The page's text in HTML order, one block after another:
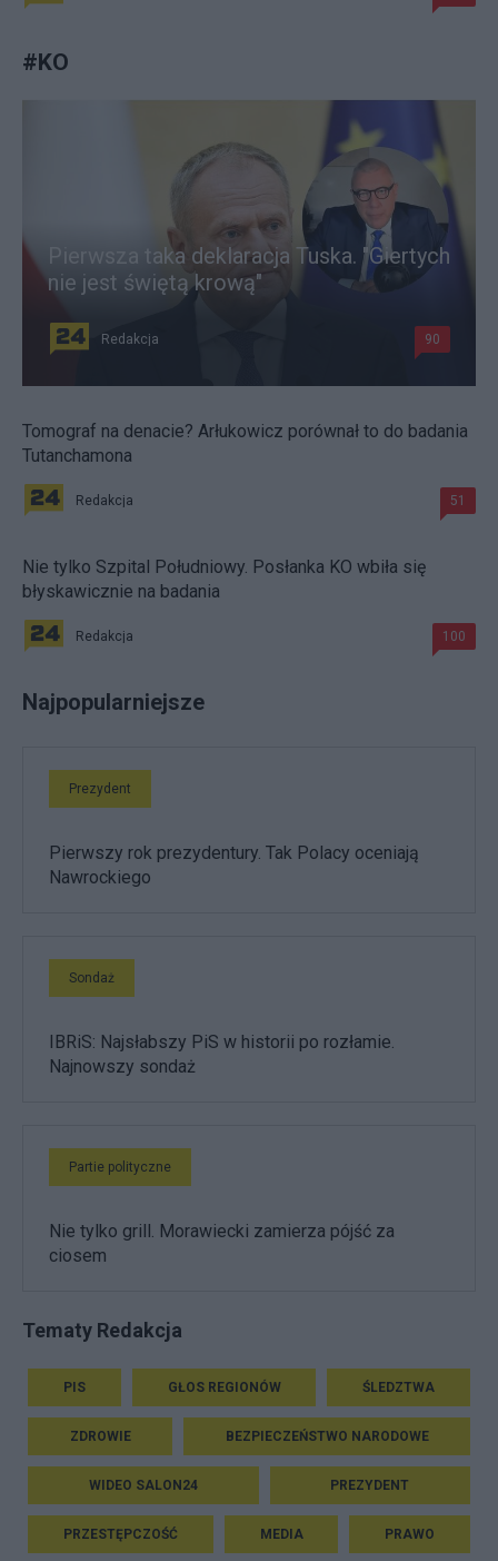
#KO
Pierwsza taka deklaracja Tuska. "Giertych
nie jest świętą krową"
Redakcja 90
Tomograf na denacie? Arłukowicz porównał to do badania
Tutanchamona
Redakcja 51
Nie tylko Szpital Południowy. Posłanka KO wbiła się
błyskawicznie na badania
Redakcja 100
Najpopularniejsze
Prezydent
Pierwszy rok prezydentury. Tak Polacy oceniają
Nawrockiego
Sondaż
IBRiS: Najsłabszy PiS w historii po rozłamie.
Najnowszy sondaż
Partie polityczne
Nie tylko grill. Morawiecki zamierza pójść za
ciosem
Tematy Redakcja
PIS GŁOS REGIONÓW ŚLEDZTWA
ZDROWIE BEZPIECZEŃSTWO NARODOWE
WIDEO SALON24 PREZYDENT
PRZESTĘPCZOŚĆ MEDIA PRAWO